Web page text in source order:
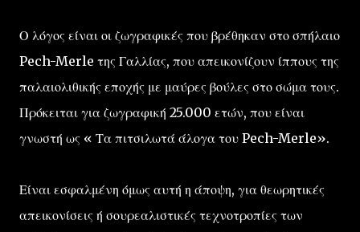
Ο λόγος είναι οι ζωγραφικές που βρέθηκαν στο σπήλαιο
Pech-Merle της Γαλλίας, που απεικονίζουν ίππους της
παλαιολιθικής εποχής με μαύρες βούλες στο σώμα τους.
Πρόκειται για ζωγραφική 25.000 ετών, που είναι
γνωστή ως « Τα πιτσιλωτά άλογα του Pech-Merle».
Είναι εσφαλμένη όμως αυτή η άποψη, για θεωρητικές
απεικονίσεις ή σουρεαλιστικές τεχνοτροπίες των